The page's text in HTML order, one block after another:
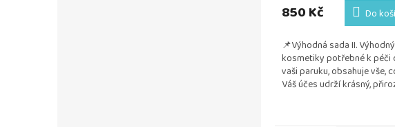
850 Kč Do
📌Výhodná sada II.
kosmetiky potřebné k péči
vaši paruku, obsahuje vše,
Váš účes udrží krásný,